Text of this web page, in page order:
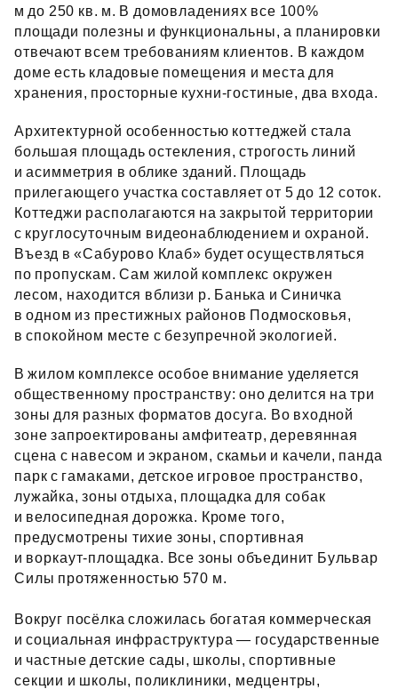
м до 250 кв. м. В домовладениях все 100%
площади полезны и функциональны, а планировки
отвечают всем требованиям клиентов. В каждом
доме есть кладовые помещения и места для
хранения, просторные кухни‑гостиные, два входа.
Архитектурной особенностью коттеджей стала
большая площадь остекления, строгость линий
и асимметрия в облике зданий. Площадь
прилегающего участка составляет от 5 до 12 соток.
Коттеджи располагаются на закрытой территории
с круглосуточным видеонаблюдением и охраной.
Въезд в «Сабурово Клаб» будет осуществляться
по пропускам. Сам жилой комплекс окружен
лесом, находится вблизи р. Банька и Синичка
в одном из престижных районов Подмосковья,
в спокойном месте с безупречной экологией.
В жилом комплексе особое внимание уделяется
общественному пространству: оно делится на три
зоны для разных форматов досуга. Во входной
зоне запроектированы амфитеатр, деревянная
сцена с навесом и экраном, скамьи и качели, панда
парк с гамаками, детское игровое пространство,
лужайка, зоны отдыха, площадка для собак
и велосипедная дорожка. Кроме того,
предусмотрены тихие зоны, спортивная
и воркаут‑площадка. Все зоны объединит Бульвар
Силы протяженностью 570 м.
Вокруг посёлка сложилась богатая коммерческая
и социальная инфраструктура — государственные
и частные детские сады, школы, спортивные
секции и школы, поликлиники, медцентры,